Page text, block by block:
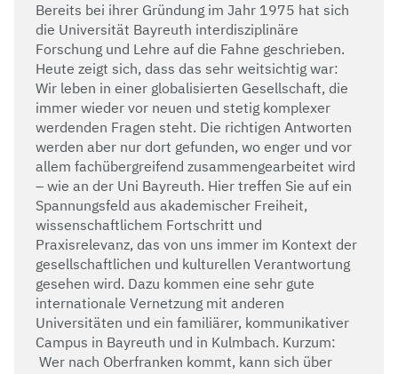
Bereits bei ihrer Gründung im Jahr 1975 hat sich
die Universität Bayreuth interdisziplinäre
Forschung und Lehre auf die Fahne geschrieben.
Heute zeigt sich, dass das sehr weitsichtig war:
Wir leben in einer globalisierten Gesellschaft, die
immer wieder vor neuen und stetig komplexer
werdenden Fragen steht. Die richtigen Antworten
werden aber nur dort gefunden, wo enger und vor
allem fachübergreifend zusammengearbeitet wird
– wie an der Uni Bayreuth. Hier treffen Sie auf ein
Spannungsfeld aus akademischer Freiheit,
wissenschaftlichem Fortschritt und
Praxisrelevanz, das von uns immer im Kontext der
gesellschaftlichen und kulturellen Verantwortung
gesehen wird. Dazu kommen eine sehr gute
internationale Vernetzung mit anderen
Universitäten und ein familiärer, kommunikativer
Campus in Bayreuth und in Kulmbach. Kurzum:
Wer nach Oberfranken kommt, kann sich über